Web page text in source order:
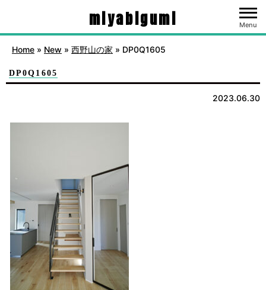
miyabigumi Menu
Home » New » 西野山の家 » DP0Q1605
DP0Q1605
2023.06.30